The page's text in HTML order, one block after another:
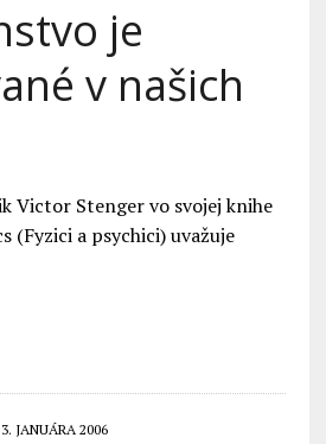
je
v našich
Victor Stenger vo svojej knihe
(Fyzici a psychici) uvažuje
3. JANUÁRA 2006